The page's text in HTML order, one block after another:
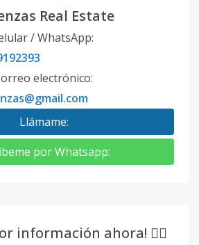
Real Estate
/ WhatsApp:
electrónico:
Llámame:
por Whatsapp:
información ahora! 👇🏽